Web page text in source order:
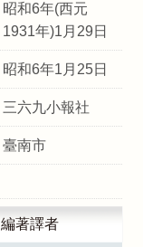
昭和6年(西元
1931年)1月29日
昭和6年1月25日
三六九小報社
臺南市
編著譯者